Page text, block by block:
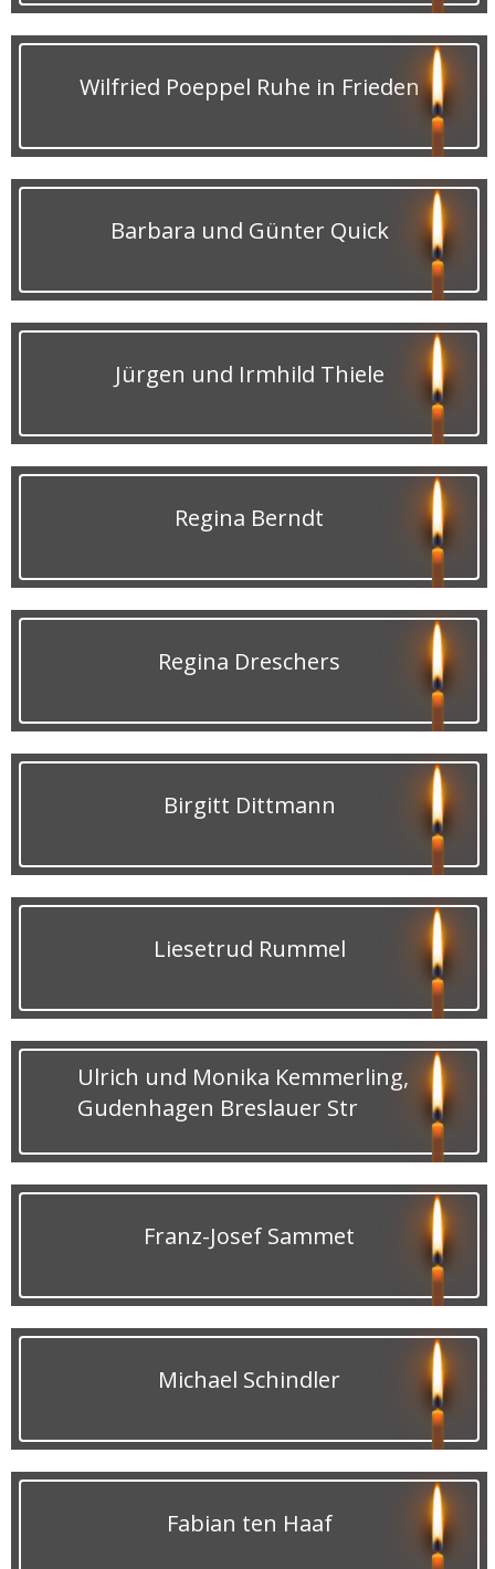
Wilfried Poeppel Ruhe in Frieden
Barbara und Günter Quick
Jürgen und Irmhild Thiele
Regina Berndt
Regina Dreschers
Birgitt Dittmann
Liesetrud Rummel
Ulrich und Monika Kemmerling,
Gudenhagen Breslauer Str
Franz-Josef Sammet
Michael Schindler
Fabian ten Haaf